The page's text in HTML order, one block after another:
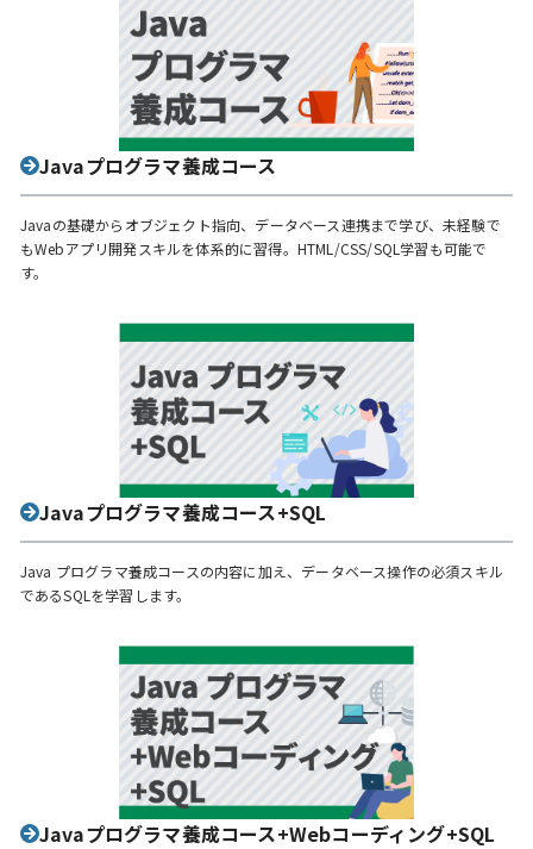
Javaプログラマ養成コース
Javaの基礎からオブジェクト指向、データベース連携まで学び、未経験で
もWebアプリ開発スキルを体系的に習得。HTML/CSS/SQL学習も可能で
す。
Javaプログラマ養成コース+SQL
Java プログラマ養成コースの内容に加え、データベース操作の必須スキル
であるSQLを学習します。
Javaプログラマ養成コース+Webコーディング+SQL